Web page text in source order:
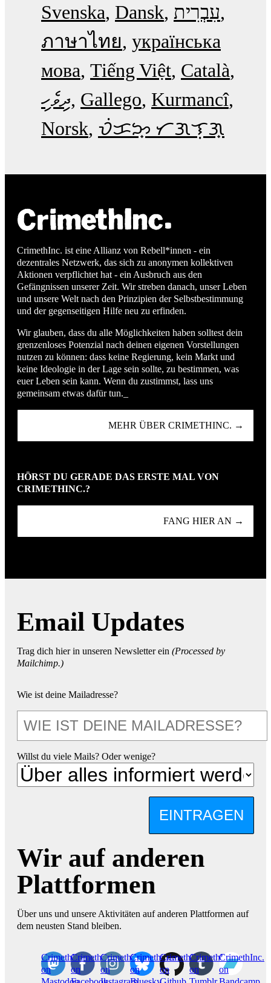
Svenska Dansk עִבְרִית
ภาษาไทย українська
мова Tiếng Việt Català
ދިވެހި Gallego Kurmancî
Norsk ᜏᜒᜃᜅ᜔ ᜆᜄᜎᜓᜄ᜔
CrimethInc. ist eine Allianz von Rebell*innen - ein
dezentrales Netzwerk, das sich zu anonymen kollektiven
Aktionen verpflichtet hat - ein Ausbruch aus den
Gefängnissen unserer Zeit. Wir streben danach, unser Leben
und unsere Welt nach den Prinzipien der Selbstbestimmung
und der gegenseitigen Hilfe neu zu erfinden.
Wir glauben, dass du alle Möglichkeiten haben solltest dein
grenzenloses Potenzial nach deinen eigenen Vorstellungen
nutzen zu können: dass keine Regierung, kein Markt und
keine Ideologie in der Lage sein sollte, zu bestimmen, was
euer Leben sein kann. Wenn du zustimmst, lass uns
gemeinsam etwas dafür tun._
MEHR ÜBER CRIMETHINC. →
HÖRST DU GERADE DAS ERSTE MAL VON
CRIMETHINC.?
FANG HIER AN →
Email Updates
Trag dich hier in unseren Newsletter ein (Processed by
Mailchimp.)
Wie ist deine Mailadresse?
Willst du viele Mails? Oder wenige?
EINTRAGEN
Wir auf anderen
Plattformen
Über uns und unsere Aktivitäten auf anderen Plattformen auf
dem neusten Stand bleiben.
CrimethInc.
on
Crimethinc.
on
Crimethinc.
on
Crimethinc.
on
CrimethInc.
on
CrimethInc.
on
CrimethInc.
on